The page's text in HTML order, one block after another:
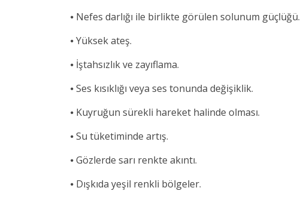
⦁ Nefes darlığı ile birlikte görülen solunum güçlüğü.
⦁ Yüksek ateş.
⦁ İştahsızlık ve zayıflama.
⦁ Ses kısıklığı veya ses tonunda değişiklik.
⦁ Kuyruğun sürekli hareket halinde olması.
⦁ Su tüketiminde artış.
⦁ Gözlerde sarı renkte akıntı.
⦁ Dışkıda yeşil renkli bölgeler.